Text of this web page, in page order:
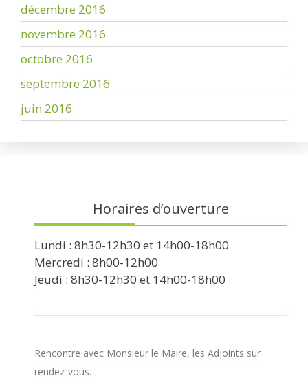
décembre 2016
novembre 2016
octobre 2016
septembre 2016
juin 2016
Horaires d’ouverture
Lundi : 8h30-12h30 et 14h00-18h00
Mercredi : 8h00-12h00
Jeudi : 8h30-12h30 et 14h00-18h00
Rencontre avec Monsieur le Maire, les Adjoints sur
rendez-vous.